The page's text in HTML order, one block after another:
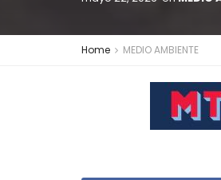
Home MEDIO AMBIENTE